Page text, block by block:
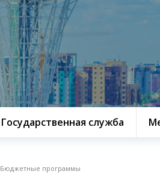
Государственная служба
Бюджетные программы